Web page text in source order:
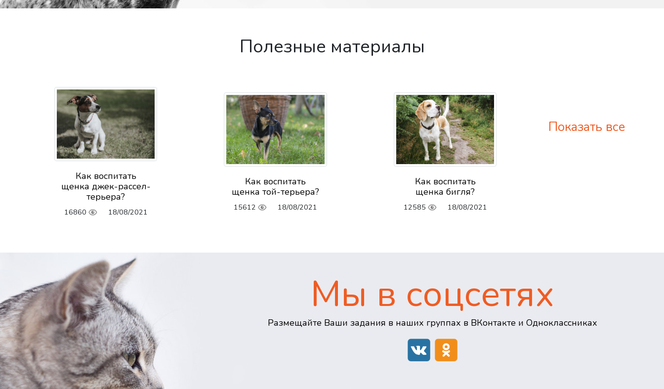
Полезные материалы
Как воспитать
щенка джек-рассел-
терьера?
16860 18/08/2021
Как воспитать
щенка той-терьера?
15612 18/08/2021
Как воспитать
щенка бигля?
12585 18/08/2021
Показать все
Мы в соцсетях
Размещайте Ваши задания в наших группах в ВКонтакте и Одноклассниках